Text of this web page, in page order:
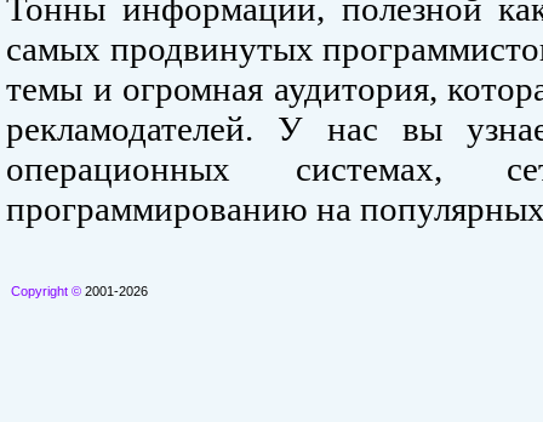
Тонны информации, полезной
самых продвинутых
темы и огромная аудитория,
рекламодателей. У нас вы
операционных системах,
программированию на
Copyright © 2001-2026